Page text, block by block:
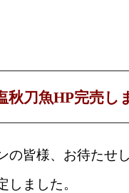
秋刀魚HP完売し
の皆様、お待た
しました。